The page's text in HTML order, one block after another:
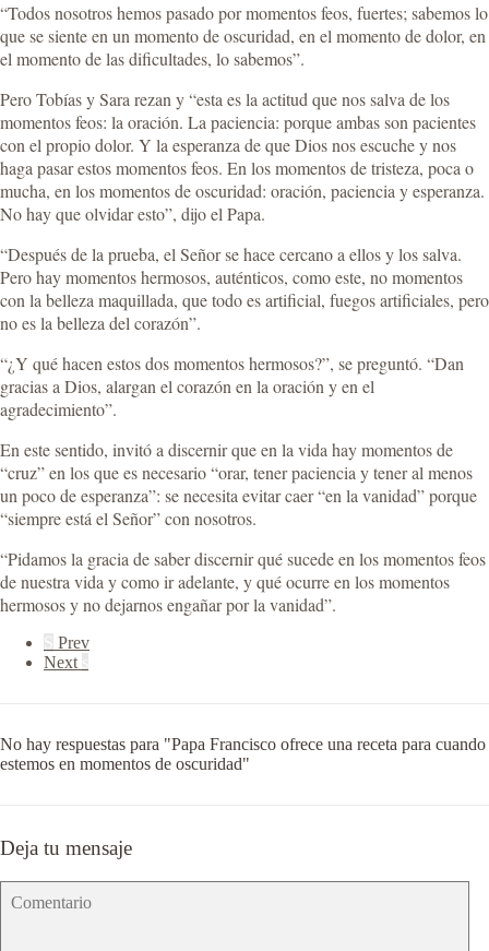
“Todos nosotros hemos pasado por momentos feos, fuertes; sabemos lo
que se siente en un momento de oscuridad, en el momento de dolor, en
el momento de las dificultades, lo sabemos”.
Pero Tobías y Sara rezan y “esta es la actitud que nos salva de los
momentos feos: la oración. La paciencia: porque ambas son pacientes
con el propio dolor. Y la esperanza de que Dios nos escuche y nos
haga pasar estos momentos feos. En los momentos de tristeza, poca o
mucha, en los momentos de oscuridad: oración, paciencia y esperanza.
No hay que olvidar esto”, dijo el Papa.
“Después de la prueba, el Señor se hace cercano a ellos y los salva.
Pero hay momentos hermosos, auténticos, como este, no momentos
con la belleza maquillada, que todo es artificial, fuegos artificiales, pero
no es la belleza del corazón”.
“¿Y qué hacen estos dos momentos hermosos?”, se preguntó. “Dan
gracias a Dios, alargan el corazón en la oración y en el
agradecimiento”.
En este sentido, invitó a discernir que en la vida hay momentos de
“cruz” en los que es necesario “orar, tener paciencia y tener al menos
un poco de esperanza”: se necesita evitar caer “en la vanidad” porque
“siempre está el Señor” con nosotros.
“Pidamos la gracia de saber discernir qué sucede en los momentos feos
de nuestra vida y como ir adelante, y qué ocurre en los momentos
hermosos y no dejarnos engañar por la vanidad”.
Prev
Next
No hay respuestas para "Papa Francisco ofrece una receta para cuando
estemos en momentos de oscuridad"
Deja tu mensaje